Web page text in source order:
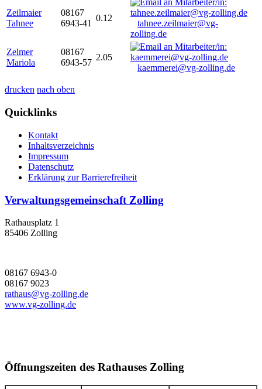
Zeilmaier
Tahnee
08167
6943-41
0.12
tahnee.zeilmaier@vg-
zolling.de
Zelmer
Mariola
08167
6943-57
2.05
kaemmerei@vg-zolling.de
drucken nach oben
Quicklinks
Kontakt
Inhaltsverzeichnis
Impressum
Datenschutz
Erklärung zur Barrierefreiheit
Verwaltungsgemeinschaft Zolling
Rathausplatz 1
85406 Zolling
08167 6943-0
08167 9023
rathaus@vg-zolling.de
www.vg-zolling.de
Öffnungszeiten des Rathauses Zolling